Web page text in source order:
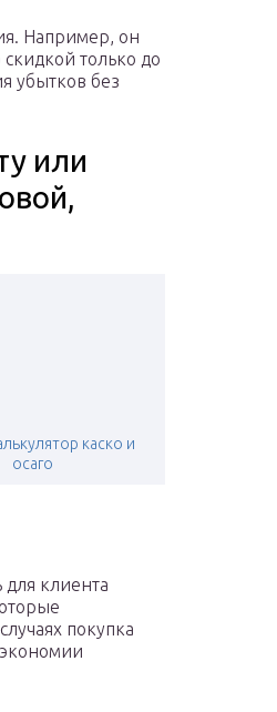
Например, он
только до
убытков без
или
каско и
осаго
клиента
покупка
экономии